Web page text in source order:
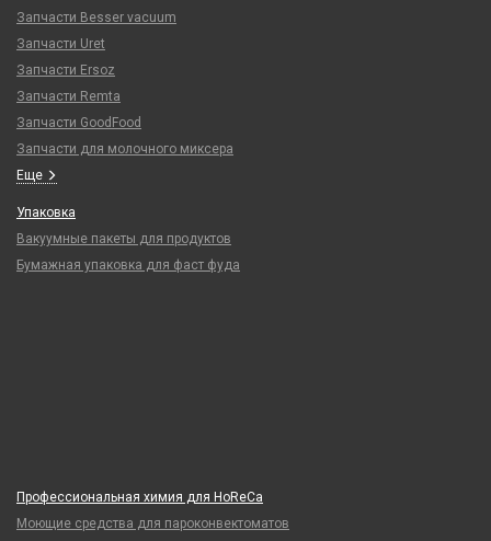
Запчасти Besser vacuum
Запчасти Uret
Запчасти Ersoz
Запчасти Remta
Запчасти GoodFood
Запчасти для молочного миксера
Еще
Упаковка
Вакуумные пакеты для продуктов
Бумажная упаковка для фаст фуда
Профессиональная химия для HoReCa
Моющие средства для пароконвектоматов